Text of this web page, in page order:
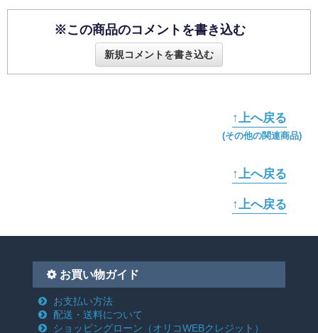
※この商品のコメントを書き込む
新規コメントを書き込む
↑上へ戻る
(その他の関連商品)
↑上へ戻る
↑上へ戻る
お買い物ガイド
お支払い方法
配送・送料について
ショッピングローン （オリコWEBクレジット）